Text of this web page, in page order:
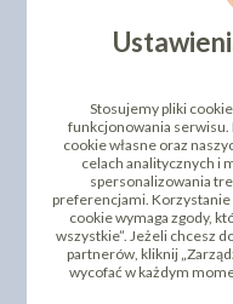
Podkłady ze
przyozdobić
kolorach.
Stosujemy pliki
funkcjonowania
cookie własne oraz
celach analitycznych i
spersonalizowania
preferencjami. Korzystanie
cookie wymaga zgody,
wszystkie”. Jeżeli chcesz
partnerów, kliknij
wycofać w każdym